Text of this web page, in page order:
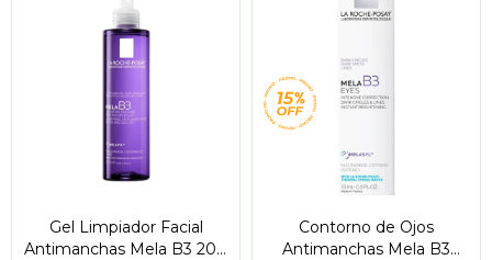
Gel Limpiador Facial
Antimanchas Mela B3 200
Contorno de Ojos
Antimanchas Mela B3